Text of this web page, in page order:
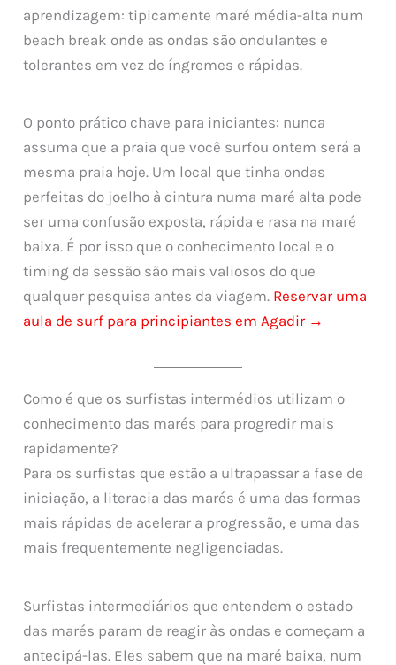
aprendizagem: tipicamente maré média-alta num
beach break onde as ondas são ondulantes e
tolerantes em vez de íngremes e rápidas.
O ponto prático chave para iniciantes: nunca
assuma que a praia que você surfou ontem será a
mesma praia hoje. Um local que tinha ondas
perfeitas do joelho à cintura numa maré alta pode
ser uma confusão exposta, rápida e rasa na maré
baixa. É por isso que o conhecimento local e o
timing da sessão são mais valiosos do que
qualquer pesquisa antes da viagem. Reservar uma
aula de surf para principiantes em Agadir →
Como é que os surfistas intermédios utilizam o
conhecimento das marés para progredir mais
rapidamente?
Para os surfistas que estão a ultrapassar a fase de
iniciação, a literacia das marés é uma das formas
mais rápidas de acelerar a progressão, e uma das
mais frequentemente negligenciadas.
Surfistas intermediários que entendem o estado
das marés param de reagir às ondas e começam a
antecipá-las. Eles sabem que na maré baixa, num